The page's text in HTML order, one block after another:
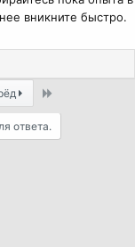
вникните быстро.
Last
ответа.